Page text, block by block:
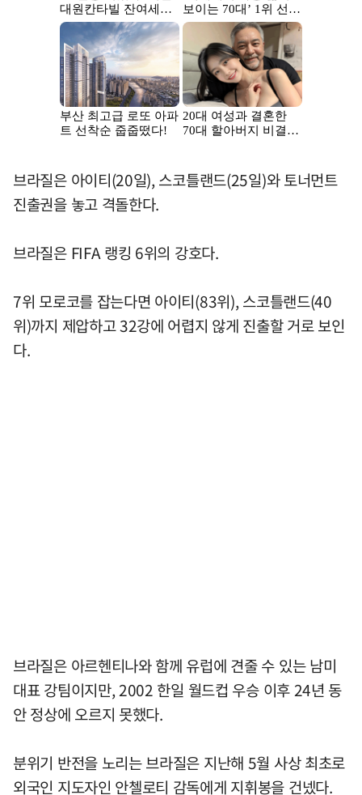
브라질은 아이티(20일), 스코틀랜드(25일)와 토너먼트
진출권을 놓고 격돌한다.
브라질은 FIFA 랭킹 6위의 강호다.
7위 모로코를 잡는다면 아이티(83위), 스코틀랜드(40
위)까지 제압하고 32강에 어렵지 않게 진출할 거로 보인
다.
브라질은 아르헨티나와 함께 유럽에 견줄 수 있는 남미
대표 강팀이지만, 2002 한일 월드컵 우승 이후 24년 동
안 정상에 오르지 못했다.
분위기 반전을 노리는 브라질은 지난해 5월 사상 최초로
외국인 지도자인 안첼로티 감독에게 지휘봉을 건넸다.